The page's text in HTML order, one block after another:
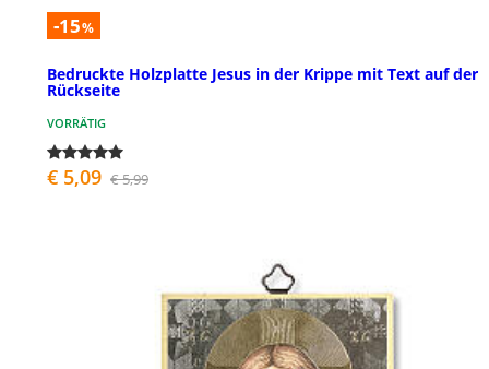
-15%
Bedruckte Holzplatte Jesus in der Krippe mit Text auf der
Rückseite
VORRÄTIG
€ 5,09 € 5,99